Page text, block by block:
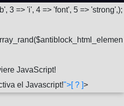
3 => 'i', 4 => 'font', 5 => 'strong',);
JavaScript!
el Javascript!">[ ? ]>